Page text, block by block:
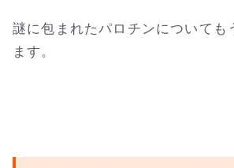
謎に包まれたパロチンについても
ます。